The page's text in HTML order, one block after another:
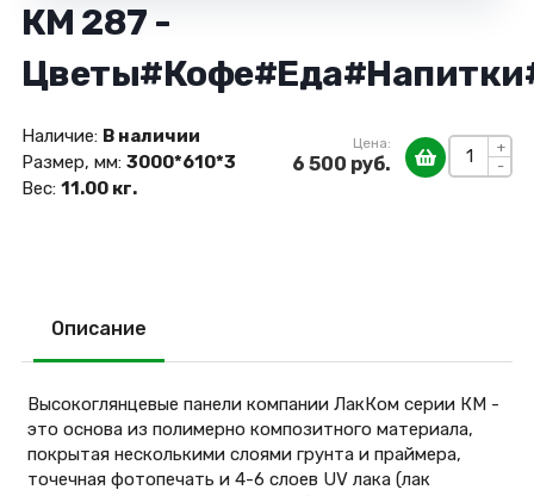
КМ 287 -
+
-
Цена:
6 500 руб.
Наличие: В наличии
Размер, мм: 3000*610*3
Вес: 11.00 кг.
Описание
Высокоглянцевые панели компании ЛакКом серии КМ -
это основа из полимерно композитного материала,
покрытая несколькими слоями грунта и праймера,
точечная фотопечать и 4-6 слоев UV лака (лак